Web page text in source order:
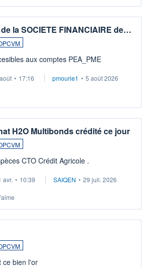
la SOCIETE FINANCIAIRE de…
OPCVM accesibles aux comptes PEA_PME
• 17:16 pmourie1 • 5 août 2026
H2O Multibonds crédité ce jour
CTO Crédit Agricole .
avr. • 10:39 SAIQEN • 29 juil. 2026
ce bien l'or